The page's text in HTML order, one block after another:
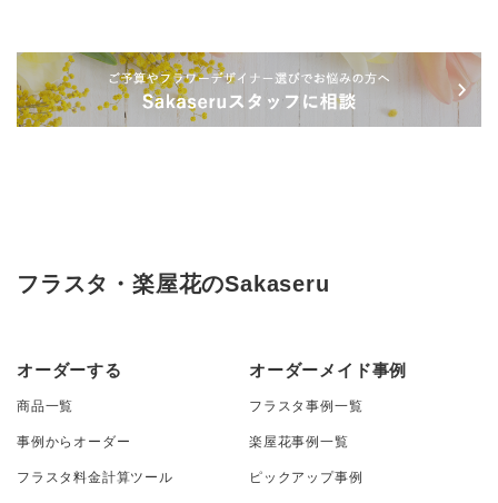
フラスタ・楽屋花のSakaseru
オーダーする
商品一覧
事例からオーダー
フラスタ料金計算ツール
オーダーメイド事例
フラスタ事例一覧
楽屋花事例一覧
ピックアップ事例